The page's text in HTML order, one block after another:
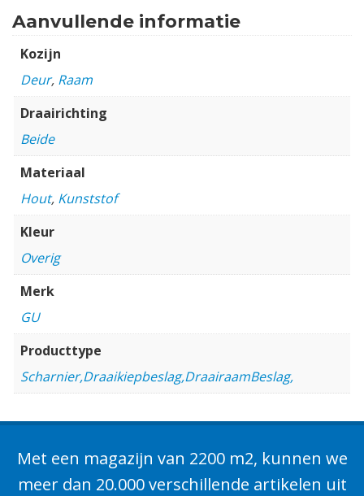
Aanvullende informatie
Kozijn
Deur, Raam
Draairichting
Beide
Materiaal
Hout, Kunststof
Kleur
Overig
Merk
GU
Producttype
Scharnier,Draaikiepbeslag,DraairaamBeslag,
Met een magazijn van 2200 m2, kunnen we
meer dan 20.000 verschillende artikelen uit